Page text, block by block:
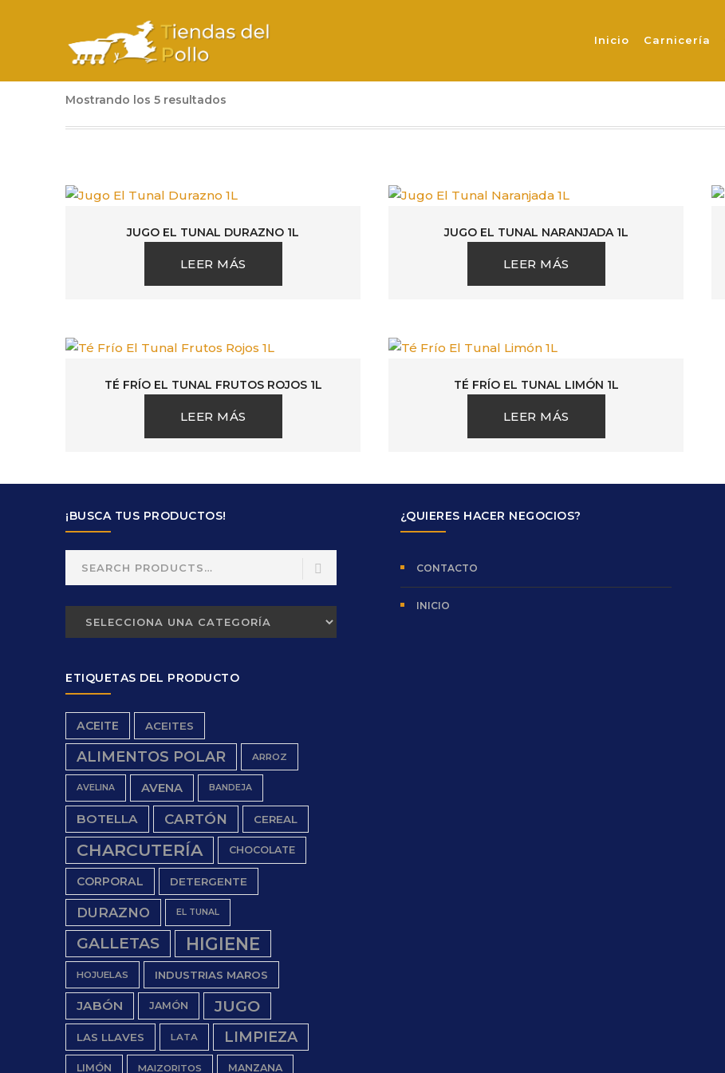
Inicio Carnicería
EL TUNAL
Mostrando los 5 resultados
JUGO EL TUNAL DURAZNO 1L
LEER MÁS
JUGO EL TUNAL NARANJADA 1L
LEER MÁS
TÉ FRÍO EL TUNAL FRUTOS ROJOS 1L
LEER MÁS
TÉ FRÍO EL TUNAL LIMÓN 1L
LEER MÁS
¡BUSCA TUS PRODUCTOS!
ETIQUETAS DEL PRODUCTO
ACEITE ACEITES
ALIMENTOS POLAR ARROZ
AVELINA AVENA BANDEJA
BOTELLA CARTÓN CEREAL
CHARCUTERÍA CHOCOLATE
CORPORAL DETERGENTE
DURAZNO EL TUNAL
GALLETAS HIGIENE
HOJUELAS INDUSTRIAS MAROS
JABÓN JAMÓN JUGO
LAS LLAVES LATA LIMPIEZA
LIMÓN MAIZORITOS MANZANA
¿QUIERES HACER NEGOCIOS?
CONTACTO
INICIO